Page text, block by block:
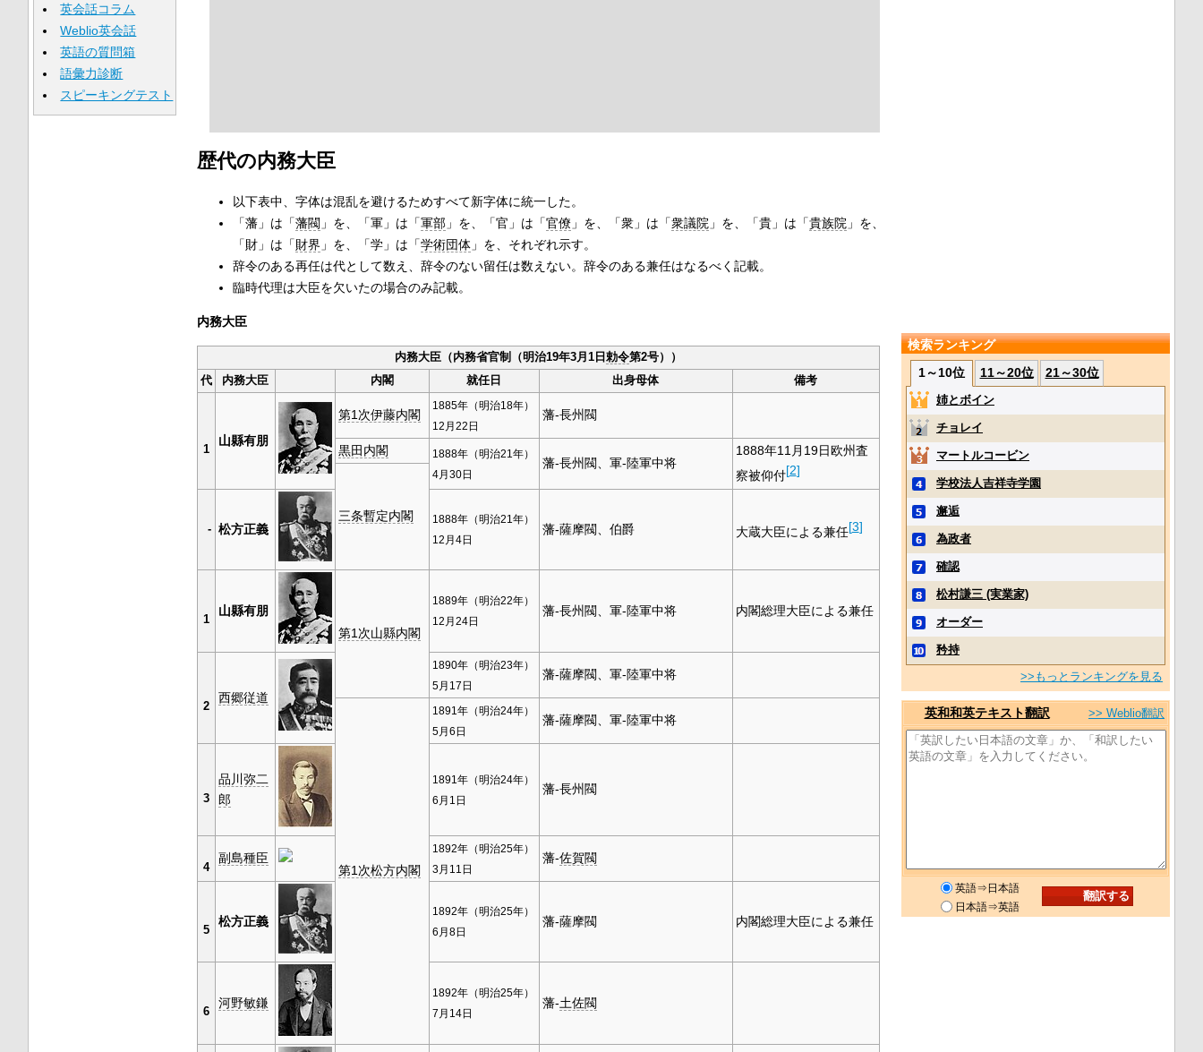
歴代の内務大臣
以下表中、字体は混乱を避けるためすべて新字体に統一した。
「藩」は「藩閥 」を、「軍」は「軍部」を、「官」は「官僚」を、「衆」は「衆議院 」を、「貴」は「貴族院 」を、
「財」は「財界 」を、「学」は「学術団体」を、それぞれ示す。
辞令のある再任は代として数え、辞令のない留任は数えない。辞令のある兼任はなるべく記載。
臨時代理は大臣を欠いたの場合のみ記載。
内務大臣
内務大臣（内務省官制（明治19年3月1日 勅令第2号））
代
内務大臣 内閣 就任日 出身母体 備考
1
山縣有朋
第1次伊藤内閣
1885年（明治18年）
12月22日
藩-長州閥
黒田内閣
1888年（明治21年）
4月30日
藩-長州閥、軍-陸軍中将
1888年11月19日欧州査
察被仰付[2]
三条暫定内閣
- 松方正義
1888年（明治21年）
12月4日
藩-薩摩閥、伯爵 大蔵大臣による兼任[3]
1
山縣有朋
第1次山縣内閣
1889年（明治22年）
12月24日
藩-長州閥、軍-陸軍中将 内閣総理大臣による兼任
2
西郷従道
1890年（明治23年）
5月17日
藩-薩摩閥、軍-陸軍中将
第1次松方内閣
1891年（明治24年）
5月6日
藩-薩摩閥、軍-陸軍中将
3
品川弥二
郎
1891年（明治24年）
6月1日
藩-長州閥
4
副島種臣
1892年（明治25年）
3月11日
藩-佐賀閥
5
松方正義
1892年（明治25年）
6月8日
藩-薩摩閥 内閣総理大臣による兼任
6
河野敏鎌
1892年（明治25年）
7月14日
藩-土佐閥
英会話コラム
Weblio英会話
英語の質問箱
語彙力診断
スピーキングテスト
検索ランキング
1～10位
11～20位 21～30位
姉とボイン
チョレイ
マートルコービン
学校法人吉祥寺学園
邂逅
為政者
確認
松村謙三 (実業家)
オーダー
矜持
>>もっとランキングを見る
英和和英テキスト翻訳 >> Weblio翻訳
英語⇒日本語
日本語⇒英語